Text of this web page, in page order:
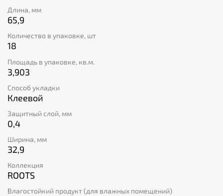
Длина, мм
65,9
Количество в упаковке, шт
18
Площадь в упаковке, кв.м.
3,903
Способ укладки
Клеевой
Защитный слой, мм
0,4
Ширина, мм
32,9
Коллекция
ROOTS
Влагостойкий продукт (для влажных помещений)